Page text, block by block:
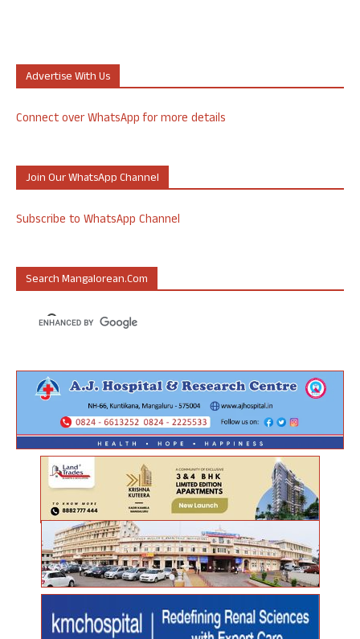
Advertise With Us
Connect over WhatsApp for more details
Join Our WhatsApp Channel
Subscribe to WhatsApp Channel
Search Mangalorean.com